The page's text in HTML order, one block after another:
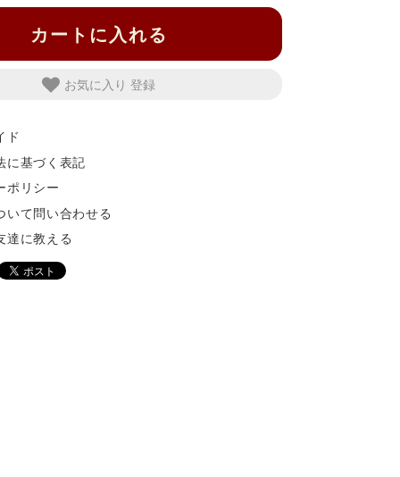
カートに入れる
お気に入り
ド
に基づく表記
ポリシー
いて問い合わせる
達に教える